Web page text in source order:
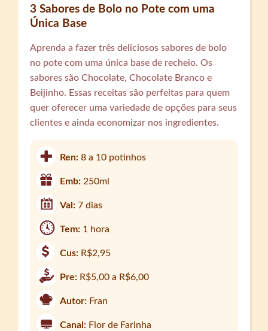
3 Sabores de Bolo no Pote com uma
Única Base
Aprenda a fazer três deliciosos sabores de bolo
no pote com uma única base de recheio. Os
sabores são Chocolate, Chocolate Branco e
Beijinho. Essas receitas são perfeitas para quem
quer oferecer uma variedade de opções para seus
clientes e ainda economizar nos ingredientes.
Ren:8 a 10 potinhos
Emb: 250ml
Val:7 dias
Tem: 1 hora
Cus: R$2,95
Pre: R$5,00 a R$6,00
Autor: Fran
Canal: Flor de Farinha